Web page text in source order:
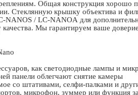
Общая конструкция
Стеклянную крышку объектива и
-NANOS / LC-NANOA для
Мы гарантируем ваше
как светодиодные лампы и
панели облегчают снятие камеры
со штативами, селфи-палками и
микрофон, зуммер или функция